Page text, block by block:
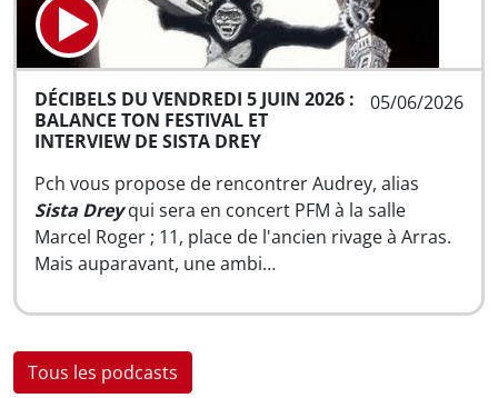
05/06/2026
DÉCIBELS DU VENDREDI 5 JUIN 2026 :
BALANCE TON FESTIVAL ET
INTERVIEW DE SISTA DREY
Pch vous propose de rencontrer Audrey, alias
Sista Dreyqui sera en concert PFM à la salle
Marcel Roger ; 11, place de l'ancien rivage à Arras.
Mais auparavant, une ambi…
Tous les podcasts